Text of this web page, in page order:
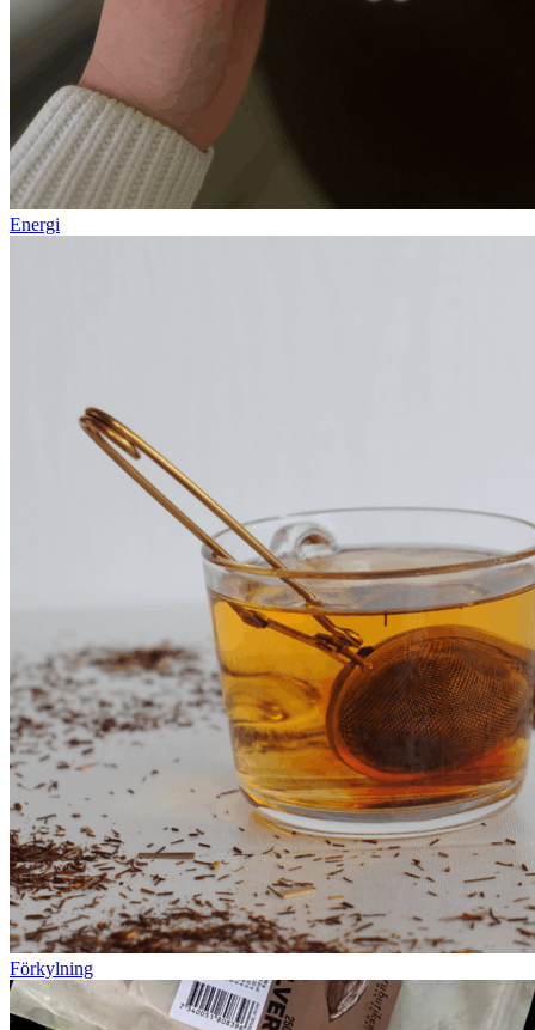
Energi
Förkylning